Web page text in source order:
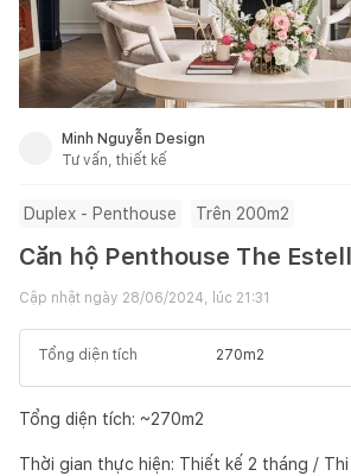
Minh Nguyễn Design
Tư vấn, thiết kế
Duplex - Penthouse Trên 200m2
Căn hộ Penthouse The
Cập nhật ngày 28/06/2024, lúc 21:31
Tổng diện tích 270m2
Tổng diện tích: ~270m2
Thời gian thực hiện: Thiết kế 2 tháng /